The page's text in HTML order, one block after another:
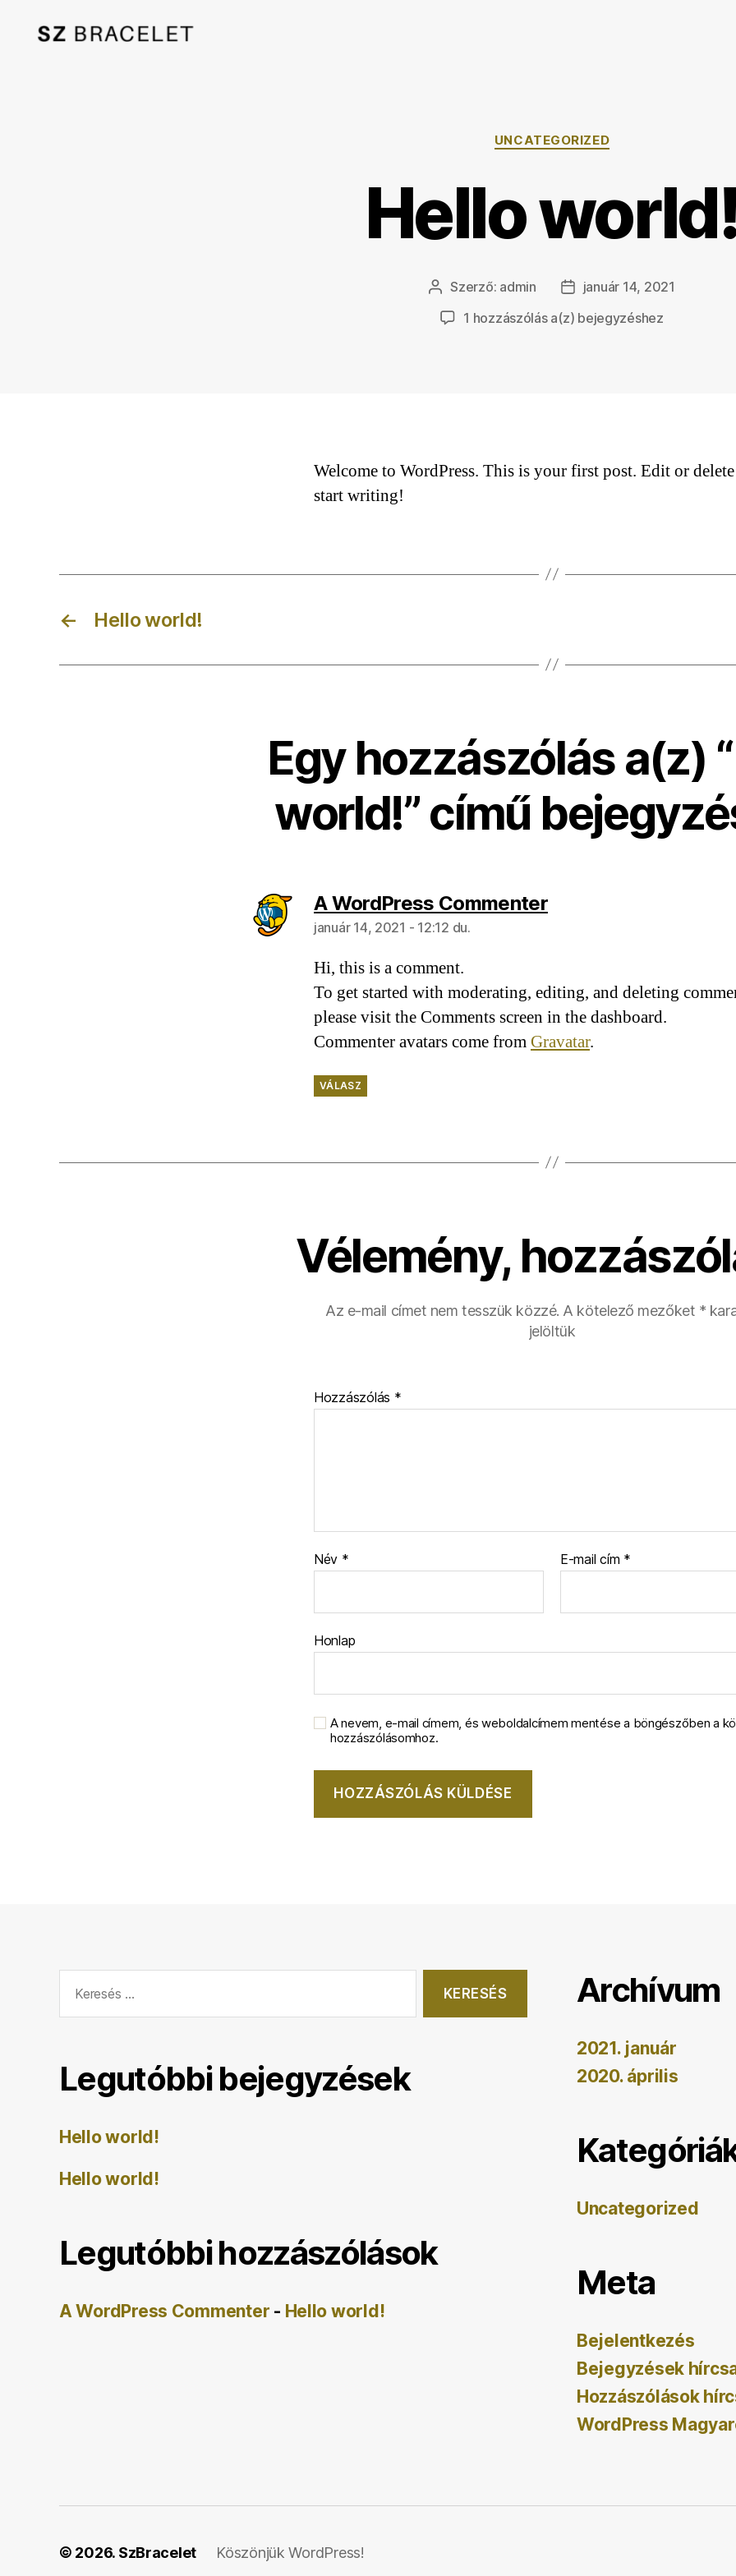
Kategóriák
UNCATEGORIZED
Hello
Bejegyzés
szerzője
Szerző: admin
Bejegyzés
január 14, 2021
1 hozzászólás a(z)Hello
bejegyzéshez
Welcome to WordPress. This is your first post. Edit or
start writing!
← Hello world!
Egy hozzászólás a(z)
world!” című
A WordPress Commenterszerint:
január 14, 2021 - 12:12 du.
Hi, this is a comment.
To get started with moderating, editing, and deleting
please visit the Comments screen in the dashboard.
Commenter avatars come fromGravatar.
VÁLASZ
Vélemény,
Az e-mail címet nem tesszük közzé. A kötelező mezőket *
jelöltük
Hozzászólás *
Név * E-mail cím *
Honlap
A nevem, e-mail címem, és weboldalcímem mentése a böngészőben a
hozzászólásomhoz.
Legutóbbi bejegyzések
Hello world!
Hello world!
Legutóbbi hozzászólások
A WordPress Commenter - Hello world!
Archívum
2021. január
2020. április
Uncategorized
Meta
Bejelentkezés
Bejegyzések
Hozzászólások
WordPress
© 2026. SzBracelet Köszönjük WordPress!